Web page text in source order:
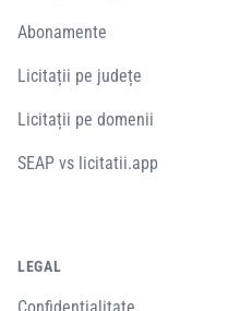
Abonamente
Licitații pe județe
Licitații pe domenii
SEAP vs licitatii.app
LEGAL